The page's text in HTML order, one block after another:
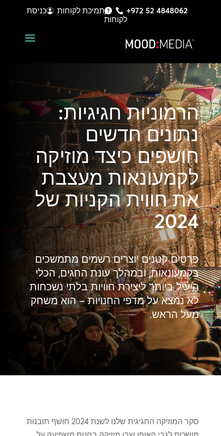
+972 52 4848062 תמיכת לקוחות
כניסת
לקוחות
הרמוניות חגיגיות:
נתונים חדשים
חושפים כיצד מוזיקה
לקמעונאות מעצבת
את חווית הקניות של
2024
פרטים קטנים יוצרים רשמים מתמשכים
בקמעונאות, ובמהלך עונת החגים, הכלי
היעיל ביותר ליצירת חוויות בלתי נשכחות
לא נמצא על מדפי החנויות – הוא משחק
מעל הראש.
סקר המוזיקה החגיגית שלנו לשנת 2024 חושף תובנות